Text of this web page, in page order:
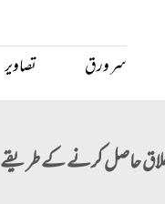
سر ورق تصاویر
اَخلاق حاصل کرنے کے طریقے